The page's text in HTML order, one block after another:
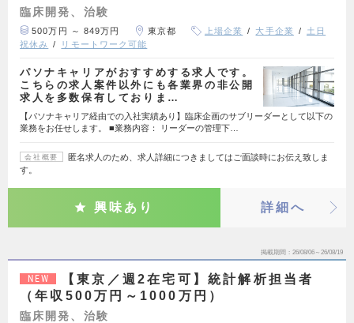
臨床開発、治験
500万円 ～ 849万円 東京都 上場企業 大手企業
土日
祝休み
リモートワーク可能
パソナキャリアがおすすめする求人です。
こちらの求人案件以外にも各業界の非公開
求人を多数保有しておりま…
【パソナキャリア経由での入社実績あり】臨床企画のサブリーダーとして以下の
業務をお任せします。 ■業務内容： リーダーの管理下…
会社概要
匿名求人のため、求人詳細につきましてはご面談時にお伝え致しま
す。
興味あり 詳細へ
掲載期間 26/08/06～26/08/19
NEW
【東京／週2在宅可】統計解析担当者
（年収500万円～1000万円）
臨床開発、治験